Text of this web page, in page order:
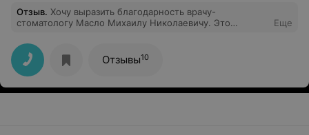
Отзыв. Хочу выразить благодарность врачу-
стоматологу Масло Михаилу Николаевичу. Это
выслушает и никогда не откажет в помощи,как бы не
был занят. Его труд достоин уважения, самой
искренней благодарности за профессионализм,
золотые руки и доброе сердце. Спасибо Вам, Михаил
Николаевич, за отзывчивость, оперативность и помощь
Еще
Отзывы10